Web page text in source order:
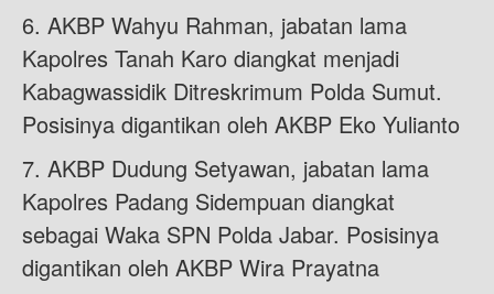
6. AKBP Wahyu Rahman, jabatan lama
Kapolres Tanah Karo diangkat menjadi
Kabagwassidik Ditreskrimum Polda Sumut.
Posisinya digantikan oleh AKBP Eko Yulianto
7. AKBP Dudung Setyawan, jabatan lama
Kapolres Padang Sidempuan diangkat
sebagai Waka SPN Polda Jabar. Posisinya
digantikan oleh AKBP Wira Prayatna